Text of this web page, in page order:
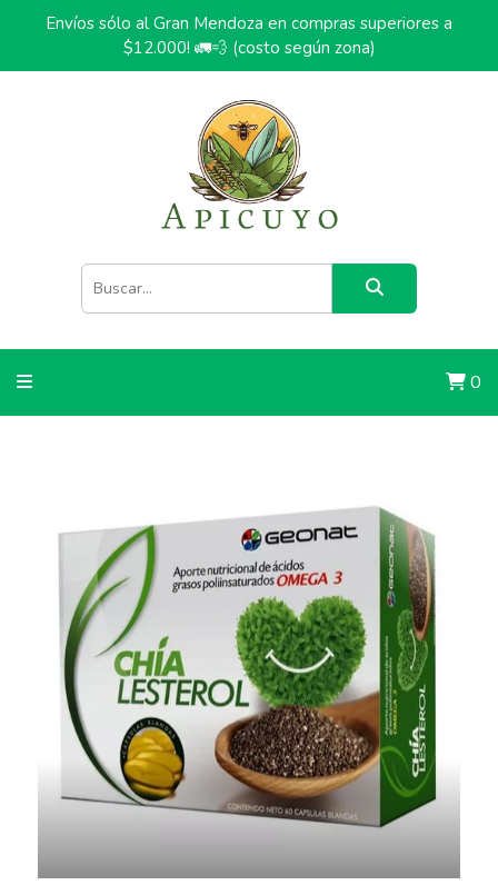
Envíos sólo al Gran Mendoza en compras superiores a
$12.000! 🚛💨 (costo según zona)
0